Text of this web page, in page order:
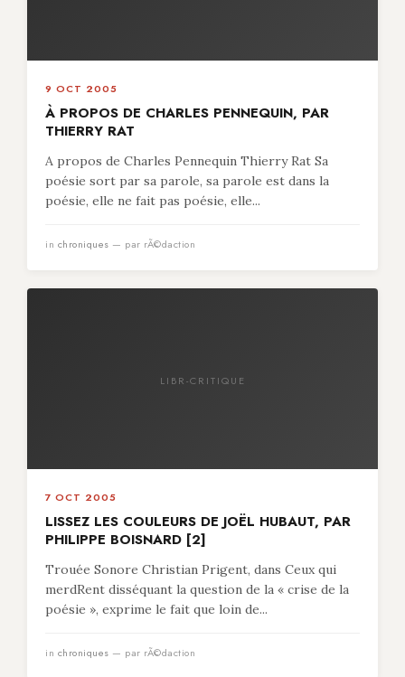
9 OCT 2005
À PROPOS DE CHARLES PENNEQUIN, PAR
THIERRY RAT
A propos de Charles Pennequin Thierry Rat Sa
poésie sort par sa parole, sa parole est dans la
poésie, elle ne fait pas poésie, elle...
in chroniques — par rÃ©daction
LIBR-CRITIQUE
7 OCT 2005
LISSEZ LES COULEURS DE JOËL HUBAUT, PAR
PHILIPPE BOISNARD [2]
Trouée Sonore Christian Prigent, dans Ceux qui
merdRent disséquant la question de la « crise de la
poésie », exprime le fait que loin de...
in chroniques — par rÃ©daction